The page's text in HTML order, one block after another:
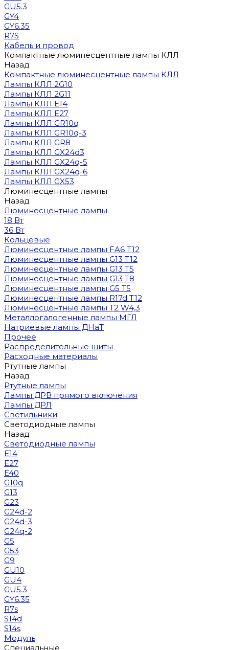
GU5.3
GY4
GY6.35
R7S
Кабель и провод
Компактные люминесцентные лампы КЛЛ
Назад
Компактные люминесцентные лампы КЛЛ
Лампы КЛЛ 2G10
Лампы КЛЛ 2G11
Лампы КЛЛ E14
Лампы КЛЛ E27
Лампы КЛЛ GR10q
Лампы КЛЛ GR10q-3
Лампы КЛЛ GR8
Лампы КЛЛ GX24d3
Лампы КЛЛ GX24q-5
Лампы КЛЛ GX24q-6
Лампы КЛЛ GX53
Люминесцентные лампы
Назад
Люминесцентные лампы
18 Вт
36 Вт
Кольцевые
Люминесцентные лампы FA6 T12
Люминесцентные лампы G13 T12
Люминесцентные лампы G13 T5
Люминесцентные лампы G13 T8
Люминесцентные лампы G5 T5
Люминесцентные лампы R17d T12
Люминесцентные лампы T2 W4,3
Металлогалогенные лампы МГЛ
Натриевые лампы ДНаТ
Прочее
Распределительные щиты
Расходные материалы
Ртутные лампы
Назад
Ртутные лампы
Лампы ДРВ прямого включения
Лампы ДРЛ
Светильники
Светодиодные лампы
Назад
Светодиодные лампы
E14
E27
E40
G10q
G13
G23
G24d-2
G24d-3
G24q-2
G5
G53
G9
GU10
GU4
GU5.3
GY6.35
R7s
S14d
S14s
Модуль
Специальные